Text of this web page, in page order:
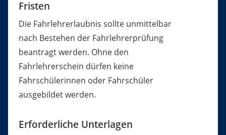
Fristen
Die Fahrlehrerlaubnis sollte unmittelbar
nach Bestehen der Fahrlehrerprüfung
beantragt werden. Ohne den
Fahrlehrerschein dürfen keine
Fahrschülerinnen oder Fahrschüler
ausgebildet werden.
Erforderliche Unterlagen